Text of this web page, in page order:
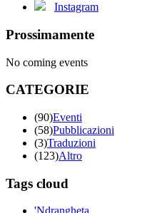
Instagram
Prossimamente
No coming events
CATEGORIE
(90)Eventi
(58)Pubblicazioni
(3)Traduzioni
(123)Altro
Tags cloud